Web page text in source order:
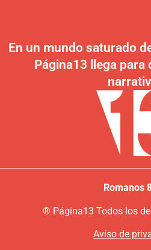
En un mundo saturado
Página13 llega para
Romanos
® Página13 Todos los
Aviso de